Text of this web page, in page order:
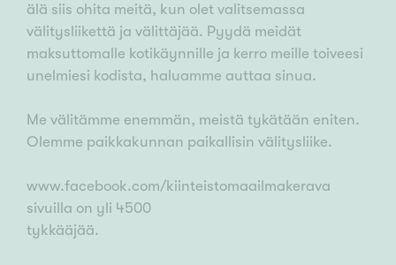
älä siis ohita meitä, kun olet valitsemassa
välitysliikettä ja välittäjää. Pyydä meidät
maksuttomalle kotikäynnille ja kerro meille toiveesi
unelmiesi kodista, haluamme auttaa sinua.
Me välitämme enemmän, meistä tykätään eniten.
Olemme paikkakunnan paikallisin välitysliike.
www.facebook.com/kiinteistomaailmakerava
sivuilla on yli 4500
tykkääjää.